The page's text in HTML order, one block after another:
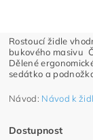
Rostoucí židle
bukového masivu
Dělené
sedátko a
Návod: Návod k
Dostupnost